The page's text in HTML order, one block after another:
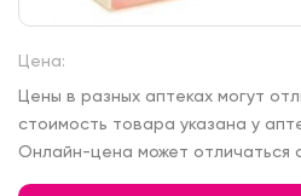
Цена:
Цены в разных аптеках могут
стоимость товара указана у
Онлайн-цена может отличаться